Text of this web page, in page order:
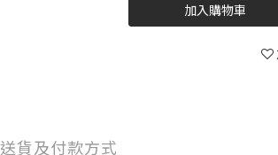
加入購物車
送貨及付款方式